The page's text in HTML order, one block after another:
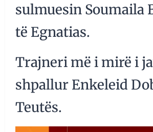
sulmuesin Soumaila
të Egnatias.
Trajneri më i mirë i
shpallur Enkeleid
Teutës.